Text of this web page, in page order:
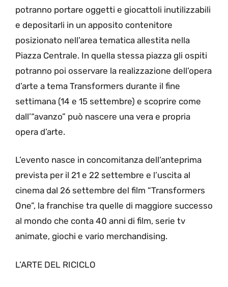
potranno portare oggetti e giocattoli inutilizzabili
e depositarli in un apposito contenitore
posizionato nell’area tematica allestita nella
Piazza Centrale. In quella stessa piazza gli ospiti
potranno poi osservare la realizzazione dell’opera
d’arte a tema Transformers durante il fine
settimana (14 e 15 settembre) e scoprire come
dall’“avanzo” può nascere una vera e propria
opera d’arte.
L’evento nasce in concomitanza dell’anteprima
prevista per il 21 e 22 settembre e l’uscita al
cinema dal 26 settembre del film “Transformers
One”, la franchise tra quelle di maggiore successo
al mondo che conta 40 anni di film, serie tv
animate, giochi e vario merchandising.
L’ARTE DEL RICICLO